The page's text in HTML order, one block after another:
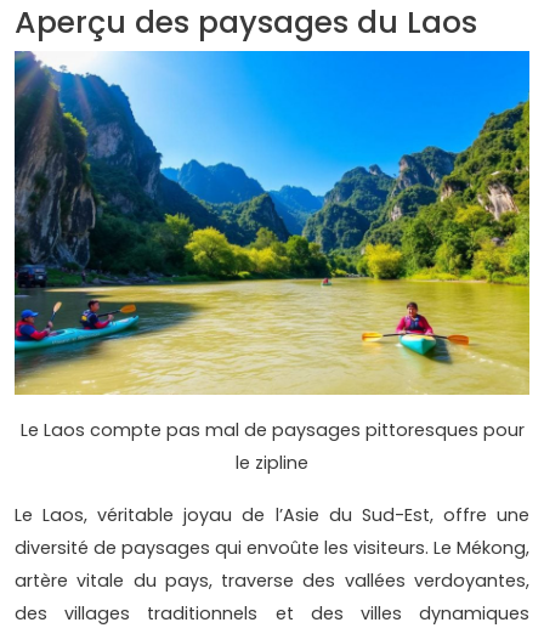
Aperçu des paysages du Laos
Le Laos compte pas mal de paysages pittoresques pour
le zipline
Le Laos, véritable joyau de l’Asie du Sud-Est, offre une
diversité de paysages qui envoûte les visiteurs. Le Mékong,
artère vitale du pays, traverse des vallées verdoyantes,
des villages traditionnels et des villes dynamiques